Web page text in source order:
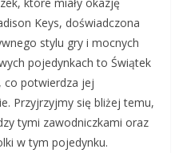
które miały okazję
Keys, doświadczona
stylu gry i mocnych
pojedynkach to Świątek
co potwierdza jej
Przyjrzyjmy się bliżej temu,
tymi zawodniczkami oraz
w tym pojedynku.